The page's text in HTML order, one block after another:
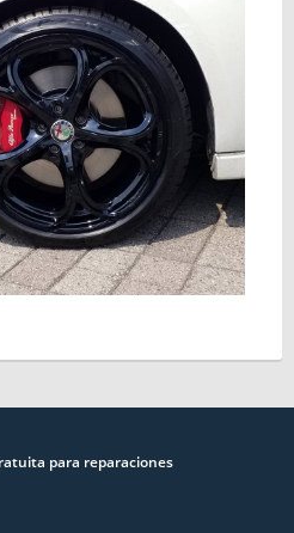
para reparaciones